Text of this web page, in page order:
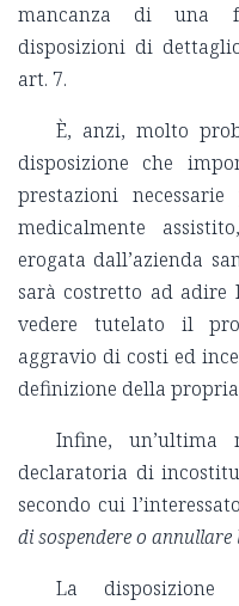
mancanza di una
disposizioni di
art. 7.
È, anzi, molto
disposizione che
prestazioni
medicalmente
erogata dall’azienda
sarà costretto ad
vedere tutelato il
aggravio di costi ed
definizione della
Infine, un’ultima
declaratoria di
secondo cui
di sospendere o
La